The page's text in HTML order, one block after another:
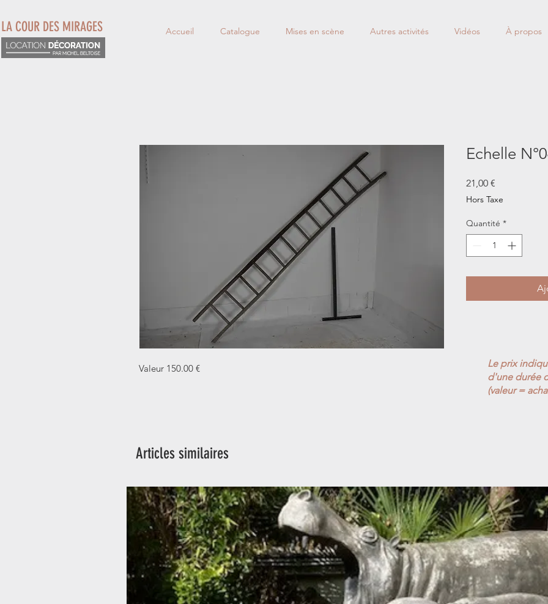
Accueil Catalogue Mises en scène Autres activités Vidéos À propos
LA COUR DES MIRAGES
Valeur 150.00 €
Echelle
21,00 €
Hors Taxe
Quantité *
Articles similaires
Le prix
d'une durée
(valeur =